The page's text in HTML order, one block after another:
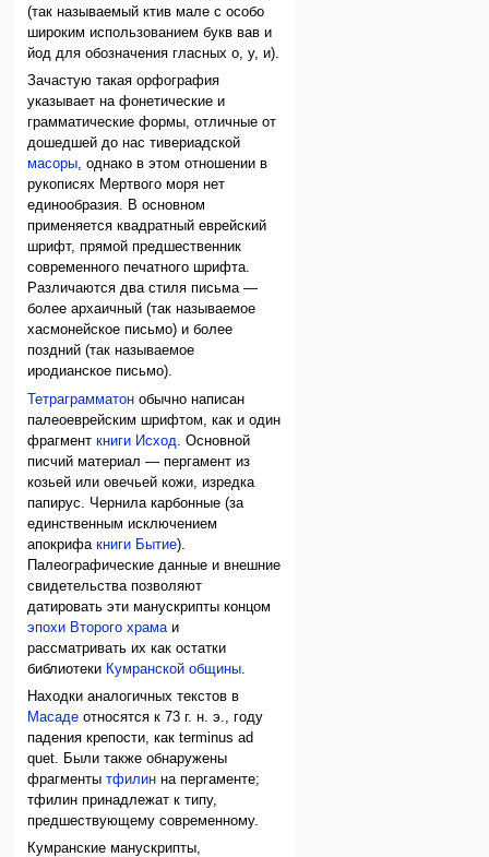
(так называемый ктив мале с особо
широким использованием букв вав и
йод для обозначения гласных о, у, и).
Зачастую такая орфография
указывает на фонетические и
грамматические формы, отличные от
дошедшей до нас тивериадской
масоры, однако в этом отношении в
рукописях Мертвого моря нет
единообразия. В основном
применяется квадратный еврейский
шрифт, прямой предшественник
современного печатного шрифта.
Различаются два стиля письма —
более архаичный (так называемое
хасмонейское письмо) и более
поздний (так называемое
иродианское письмо).
Тетраграмматон обычно написан
палеоеврейским шрифтом, как и один
фрагменткниги Исход . Основной
писчий материал — пергамент из
козьей или овечьей кожи, изредка
папирус. Чернила карбонные (за
единственным исключением
апокрифакниги Бытие).
Палеографические данные и внешние
свидетельства позволяют
датировать эти манускрипты концом
эпохи Второго храма и
рассматривать их как остатки
библиотеки Кумранской общины
Находки аналогичных текстов в
Масаде относятся к 73 г. н. э., году
падения крепости, как terminus ad
quet. Были также обнаружены
фрагментытфилин на пергаменте;
тфилин принадлежат к типу,
предшествующему современному.
Кумранские манускрипты,